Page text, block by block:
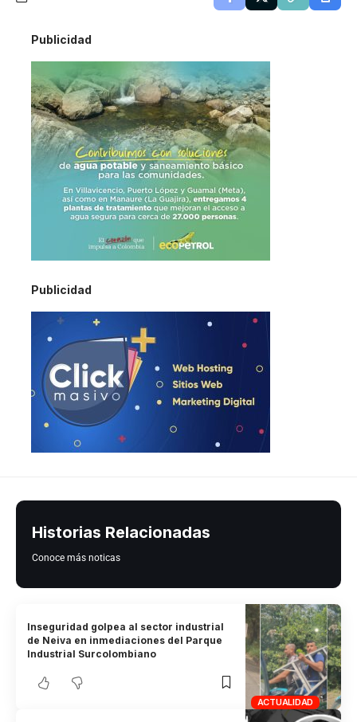
Publicidad
Publicidad
Historias Relacionadas
Conoce más noticas
ACTUALIDAD
Inseguridad golpea al sector industrial
de Neiva en inmediaciones del Parque
Industrial Surcolombiano